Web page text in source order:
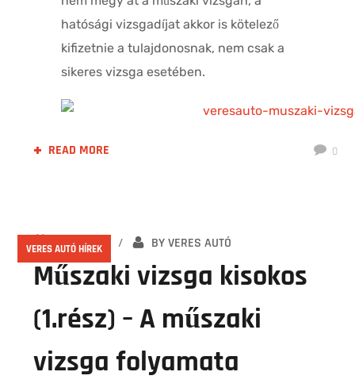
hatósági vizsgadíjat akkor is kötelező
kifizetnie a tulajdonosnak, nem csak a
sikeres vizsga esetében.
READ MORE 0
VERES AUTÓ HÍREK
2021.01.13. BYVERES AUTÓ
Műszaki vizsga kisokos
(1.rész) – A műszaki
vizsga folyamata